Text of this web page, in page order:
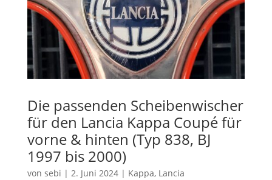
Die passenden Scheibenwischer
für den Lancia Kappa Coupé für
vorne & hinten (Typ 838, BJ
1997 bis 2000)
von sebi | 2. Juni 2024| Kappa, Lancia